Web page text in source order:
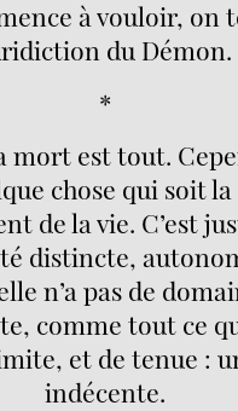
à vouloir, on
du Démon.
*
mort est tout.
chose qui soit
de la vie. C’est
distincte,
n’a pas de
comme tout ce
et de tenue :
indécente.